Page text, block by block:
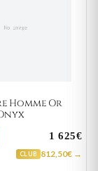
Homme Or
1 625€
CLUB 812,50€ →